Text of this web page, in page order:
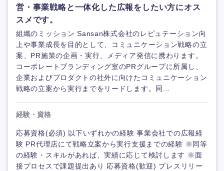
営・事業戦略と一体化した広報をしたい方にオス
スメです。
組織のミッション Sansan株式会社のレピュテーション向
上や事業成長を目的として、コミュニケーション戦略の立
案、PR施策の企画・実行、メディア発信に携わります。
コーポレートブランディング室のPRグループに所属し、
企業およびプロダクトの社外に向けたコミュニケーション
戦略の立案から実行までをリードします。同...
経験・資格
応募資格(必須) 以下いずれかの経験 事業会社での広報経
験 PR代理店にて戦略立案から実行支援までの経験 ※同等
の経験・スキルがあれば、実績に応じて検討します ※面
接プロセスで課題提出あり 応募資格(歓迎) プレスリリー